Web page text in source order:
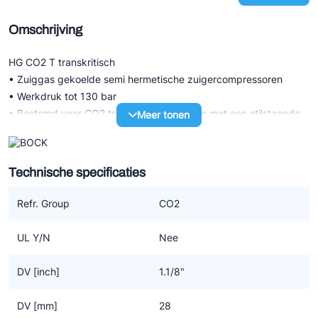
Omschrijving
HG CO2 T transkritisch
• Zuiggas gekoelde semi hermetische zuigercompressoren
• Werkdruk tot 130 bar
• Bestemd voor CO2 transkritisch systeem met een stilstaande
druk LD 100 bar / HD 150 bar
• Hoogst mogelijke efficiency voor compressor en systeem
dankzij een specifiek CO2 design
HG P CO2 T transkritisch (LSPM)
Permanent Magnet) met verder dezelfde technische
• De hogere graad van efficiency door LSPM motor technologie
• Werkt synchroon, zonder slip dus daarom op hogere
Meer tonen
Technische specificaties
Refr. Group CO2
UL Y/N Nee
DV [inch] 1.1/8"
DV [mm] 28